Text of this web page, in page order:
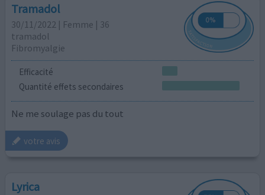
Tramadol
30/11/2022 | Femme | 36
tramadol
Fibromyalgie
Efficacité
Quantité effets secondaires
Ne me soulage pas du tout
votre avis
Lyrica